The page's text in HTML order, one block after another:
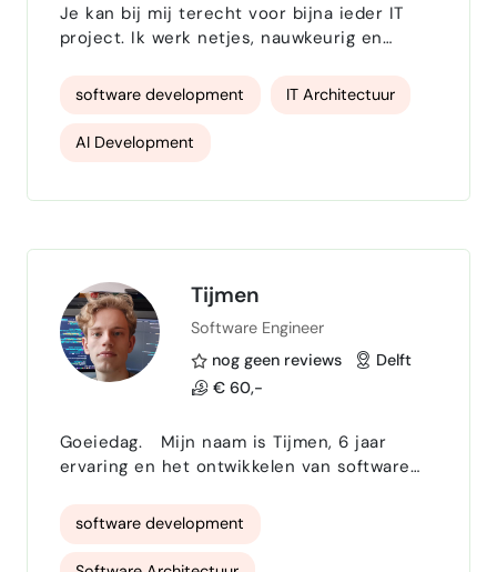
Je kan bij mij terecht voor bijna ieder IT
project. Ik werk netjes, nauwkeurig en
software development IT Architectuur
AI Development
Tijmen
Software Engineer
nog geen reviews
Delft
€ 60,-
Goeiedag. Mijn naam is Tijmen, 6 jaar
ervaring en het ontwikkelen van software
tussen 2 bronnen tot complexe
architecturen die opzichzelf draaien. Ik ben
hier om elke software gerelateerde
software development